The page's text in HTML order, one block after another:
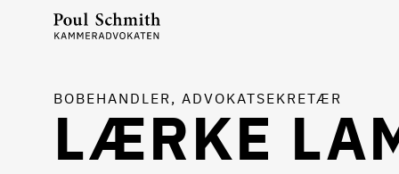
LÆRKE
BOBEHANDLER, ADVOKATSEKRETÆR